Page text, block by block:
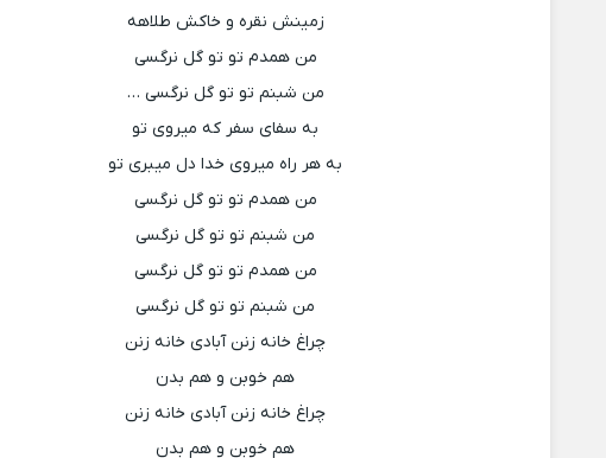
زمینش نقره و خاکش طلاهه
من همدم تو تو گل نرگسی
من شبنم تو تو گل نرگسی …
به سفای سفر که میروی تو
به هر راه میروی خدا دل میبری تو
من همدم تو تو گل نرگسی
من شبنم تو تو گل نرگسی
من همدم تو تو گل نرگسی
من شبنم تو تو گل نرگسی
چراغ خانه زنن آبادی خانه زنن
هم خوبن و هم بدن
چراغ خانه زنن آبادی خانه زنن
هم خوبن و هم بدن